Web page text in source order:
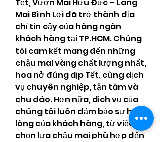
Mai Bình Lợi đã trở thành địa
chỉ tin cậy của hàng ngàn
khách hàng tại TP.HCM. Chúng
tôi cam kết mang đến những
chậu mai vàng chất lượng nhất,
hoa nở đúng dịp Tết, cùng dịch
vụ chuyên nghiệp, tận tâm và
chu đáo. Hơn nữa, dịch vụ của
chúng tôi luôn đảm bảo sự hài
lòng của khách hàng, từ việc
chọn lựa chậu mai phù hợp đến